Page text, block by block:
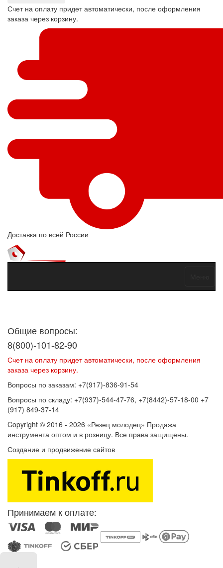
Счет на оплату придет автоматически, после оформления
заказа через корзину.
Доставка по всей России
Общие вопросы:
8(800)-101-82-90
Счет на оплату придет автоматически, после оформления
заказа через корзину.
Вопросы по заказам: +7(917)-836-91-54
Вопросы по складу: +7(937)-544-47-76, +7(8442)-57-18-00 +7
(917) 849-37-14
Copyright © 2016 - 2026 «Резец молодец» Продажа
инструмента оптом и в розницу. Все права защищены.
Создание и продвижение сайтов
Принимаем к оплате: